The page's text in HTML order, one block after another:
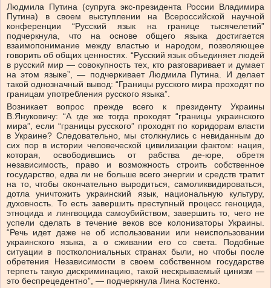
Людмила Путина (супруга экс-президента России Владимира
Путина) в своем выступлении на Всероссийской научной
конференции “Русский язык на границе тысячелетий”
подчеркнула, что на основе общего языка достигается
взаимопонимание между властью и народом, позволяющее
говорить об общих ценностях. “Русский язык объединяет людей
в русский мир — совокупность тех, кто разговаривает и думает
на этом языке”, — подчеркивает Людмила Путина. И делает
такой однозначный вывод: “Границы русского мира проходят по
границам употребления русского языка”.
Возникает вопрос прежде всего к президенту Украины
В.Януковичу: “А где же тогда проходят “границы украинского
мира”, если “границы русского” проходят по коридорам власти
в Украине? Следовательно, мы столкнулись с невиданным до
сих пор в истории человеческой цивилизации фактом: нация,
которая, освободившись от рабства де-юре, обретя
независимость, право и возможность строить собственное
государство, едва ли не больше всего энергии и средств тратит
на то, чтобы окончательно выродиться, самоликвидироваться,
дотла уничтожить украинский язык, национальную культуру,
духовность. То есть завершить преступный процесс геноцида,
этноцида и лингвоцида самоубийством, завершить то, чего не
успели сделать в течение веков все колонизаторы Украины.
“Речь идет даже не об использовании или неиспользовании
украинского языка, а о сживании его со света. Подобные
ситуации в постколониальных странах были, но чтобы после
обретения Независимости в своем собственном государстве
терпеть такую дискриминацию, такой нескрываемый цинизм —
это беспрецедентно”, — подчеркнула Лина Костенко.